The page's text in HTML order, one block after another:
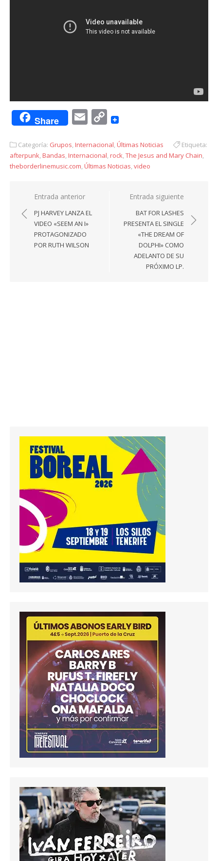
Share EmailCopy
Categoría: Grupos,Internacional,Últimas Noticias
Etiqueta:
afterpunk,Bandas,Internacional,rock,The Jesus and Mary Chain,
theborderlinemusic.com,Últimas Noticias,video
Navegación
de
entradas
Entrada anterior
PJ HARVEY LANZA EL
VIDEO «SEEM AN I»
PROTAGONIZADO
POR RUTH WILSON
Entrada siguiente
BAT FOR LASHES
PRESENTA EL SINGLE
«THE DREAM OF
DOLPHI» COMO
ADELANTO DE SU
PRÓXIMO LP.